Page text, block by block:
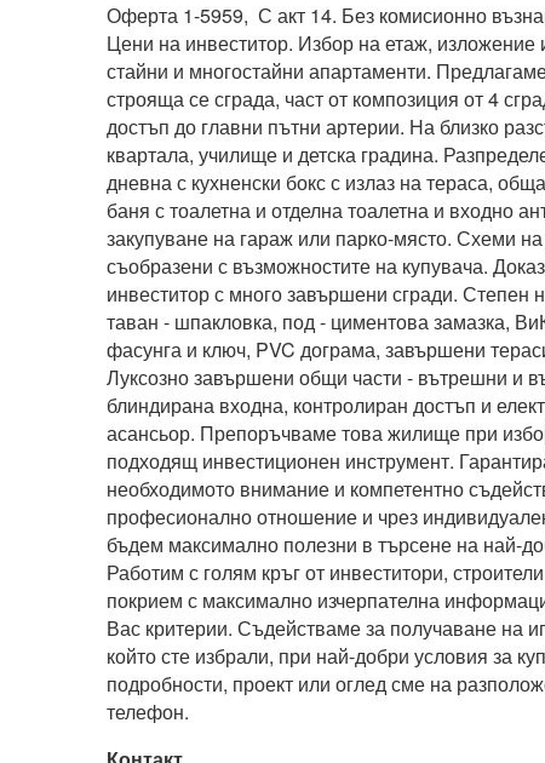
Оферта 1-5959,  С акт 14. Без комисионно
Цени на инвеститор. Избор на етаж, изложение
стайни и многостайни апартаменти.
строяща се сграда, част от композиция от 4
достъп до главни пътни артерии. На близко
квартала, училище и детска градина.
дневна с кухненски бокс с излаз на тераса,
баня с тоалетна и отделна тоалетна и входно
закупуване на гараж или парко-място. Схеми
съобразени с възможностите на купувача.
инвеститор с много завършени сгради. Степен
таван - шпакловка, под - циментова замазка,
фасунга и ключ, PVC дограма, завършени
Луксозно завършени общи части - вътрешни и
блиндирана входна, контролиран достъп и
асансьор. Препоръчваме това жилище при
подходящ инвестиционен инструмент.
необходимото внимание и компетентно
професионално отношение и чрез
бъдем максимално полезни в търсене на най-
Работим с голям кръг от инвеститори,
покрием с максимално изчерпателна
Вас критерии. Съдействаме за получаване на
който сте избрали, при най-добри условия за
подробности, проект или оглед сме на
телефон.